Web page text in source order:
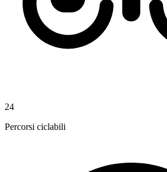
24
Percorsi ciclabili